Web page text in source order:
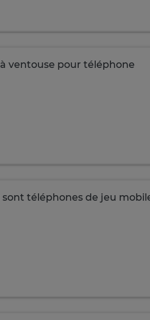
ventouse pour téléphone
sont téléphones de jeu